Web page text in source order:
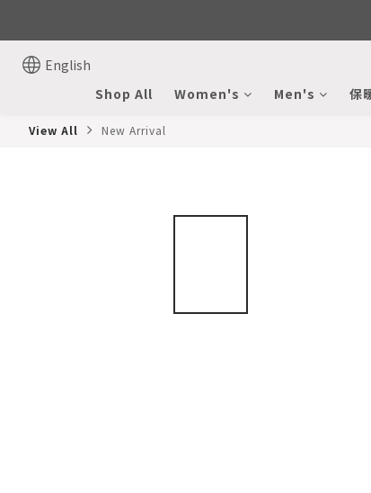
English
Shop All Women's Men's 保
View All New Arrival